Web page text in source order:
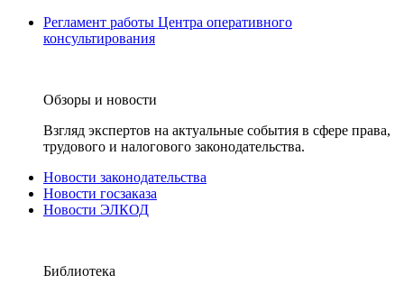
Регламент работы Центра оперативного
консультирования
Обзоры и новости
Взгляд экспертов на актуальные события в сфере права,
трудового и налогового законодательства.
Новости законодательства
Новости госзаказа
Новости ЭЛКОД
Библиотека